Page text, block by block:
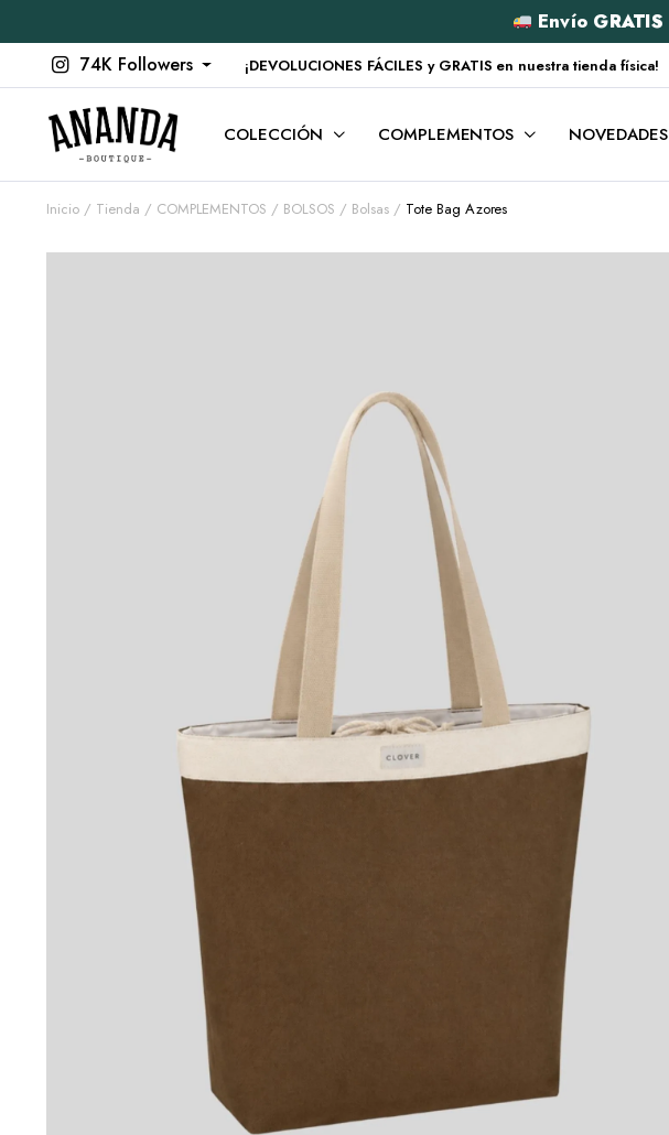
Envío GRATIS
74K Followers
¡DEVOLUCIONES FÁCILES y GRATIS en nuestra tienda física!
COLECCIÓN COMPLEMENTOS NOVEDADES
Inicio Tienda COMPLEMENTOS BOLSOS Bolsas Tote Bag Azores